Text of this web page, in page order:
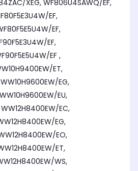
XEG, WF806U4SAWQ/EF,
EF,
EF,
EF,
EF ,
ET,
EG,
EU,
EC,
EG,
EO,
ET,
WS,